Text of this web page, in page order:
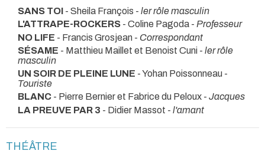
SANS TOI - Sheila François - ler rôle masculin
L'ATTRAPE-ROCKERS - Coline Pagoda - Professeur
NO LIFE - Francis Grosjean - Correspondant
SÉSAME - Matthieu Maillet et Benoist Cuni - ler rôle
masculin
UN SOIR DE PLEINE LUNE - Yohan Poissonneau -
Touriste
BLANC - Pierre Bernier et Fabrice du Peloux - Jacques
LA PREUVE PAR 3 - Didier Massot - l'amant
THÉÂTRE